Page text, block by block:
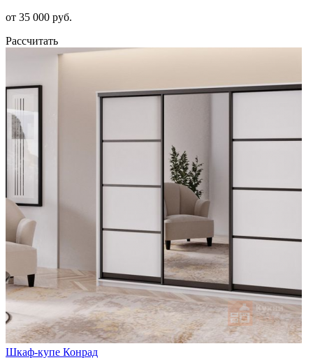
от 35 000 руб.
Рассчитать
Шкаф-купе Конрад